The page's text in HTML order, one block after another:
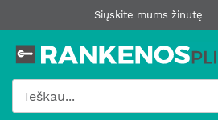
Siųskite mums žinutę